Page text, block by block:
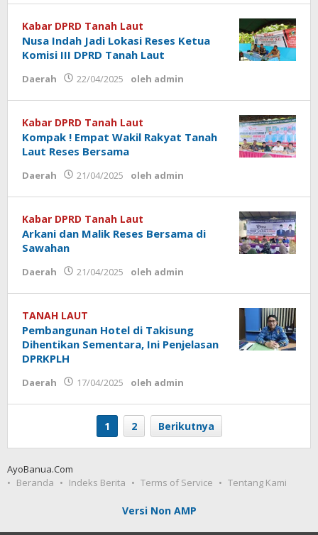
Kabar DPRD Tanah Laut
Nusa Indah Jadi Lokasi Reses Ketua
Komisi III DPRD Tanah Laut
Daerah 22/04/2025 oleh admin
Kabar DPRD Tanah Laut
Kompak ! Empat Wakil Rakyat Tanah
Laut Reses Bersama
Daerah 21/04/2025 oleh admin
Kabar DPRD Tanah Laut
Arkani dan Malik Reses Bersama di
Sawahan
Daerah 21/04/2025 oleh admin
TANAH LAUT
Pembangunan Hotel di Takisung
Dihentikan Sementara, Ini Penjelasan
DPRKPLH
Daerah 17/04/2025 oleh admin
1 2 Berikutnya
AyoBanua.Com
Beranda
Indeks Berita Terms of Service Tentang Kami
Versi Non AMP